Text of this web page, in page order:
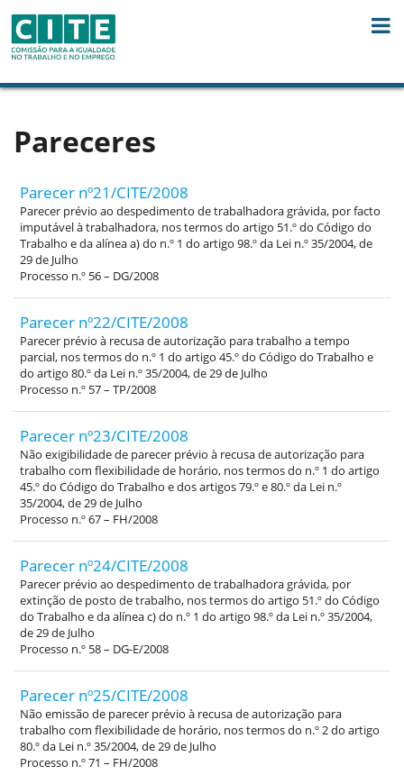
Pareceres
Parecer nº21/CITE/2008
Parecer prévio ao despedimento de trabalhadora grávida, por facto
imputável à trabalhadora, nos termos do artigo 51.º do Código do
Trabalho e da alínea a) do n.º 1 do artigo 98.º da Lei n.º 35/2004, de
29 de Julho
Processo n.º 56 – DG/2008
Parecer nº22/CITE/2008
Parecer prévio à recusa de autorização para trabalho a tempo
parcial, nos termos do n.º 1 do artigo 45.º do Código do Trabalho e
do artigo 80.º da Lei n.º 35/2004, de 29 de Julho
Processo n.º 57 – TP/2008
Parecer nº23/CITE/2008
Não exigibilidade de parecer prévio à recusa de autorização para
trabalho com flexibilidade de horário, nos termos do n.º 1 do artigo
45.º do Código do Trabalho e dos artigos 79.º e 80.º da Lei n.º
35/2004, de 29 de Julho
Processo n.º 67 – FH/2008
Parecer nº24/CITE/2008
Parecer prévio ao despedimento de trabalhadora grávida, por
extinção de posto de trabalho, nos termos do artigo 51.º do Código
do Trabalho e da alínea c) do n.º 1 do artigo 98.º da Lei n.º 35/2004,
de 29 de Julho
Processo n.º 58 – DG-E/2008
Parecer nº25/CITE/2008
Não emissão de parecer prévio à recusa de autorização para
trabalho com flexibilidade de horário, nos termos do n.º 2 do artigo
80.º da Lei n.º 35/2004, de 29 de Julho
Processo n.º 71 – FH/2008